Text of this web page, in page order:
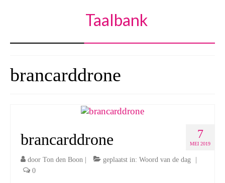
Taalbank
brancarddrone
7
MEI 2019
brancarddrone
door Ton den Boon | geplaatst in: Woord van de dag
|
0